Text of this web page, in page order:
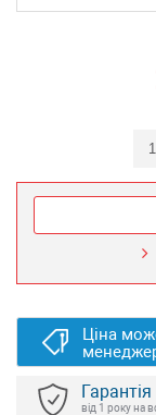
Ціна
Гарантія
від 1 року на